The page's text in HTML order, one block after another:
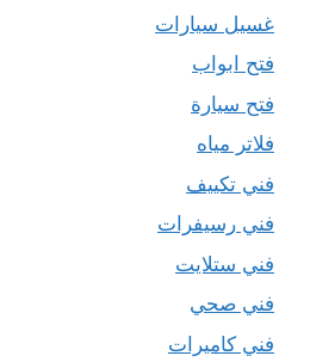
غسيل سيارات
فتح ابواب
فتح سيارة
فلاتر مياه
فني تكييف
فني رسيفرات
فني ستلايت
فني صحي
فني كاميرات